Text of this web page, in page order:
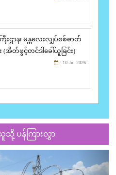
းဌာန၊ မန္တလေးလျှပ်စစ်ဓာတ်
(အိတ်ဖွင့်တင်ဒါခေါ်ယူခြင်း)
- 10-Jul-2026
သို့ ပန်ကြားလွှာ